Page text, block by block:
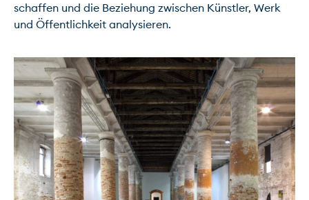
schaffen und die Beziehung zwischen Künstler, Werk
und Öffentlichkeit analysieren.